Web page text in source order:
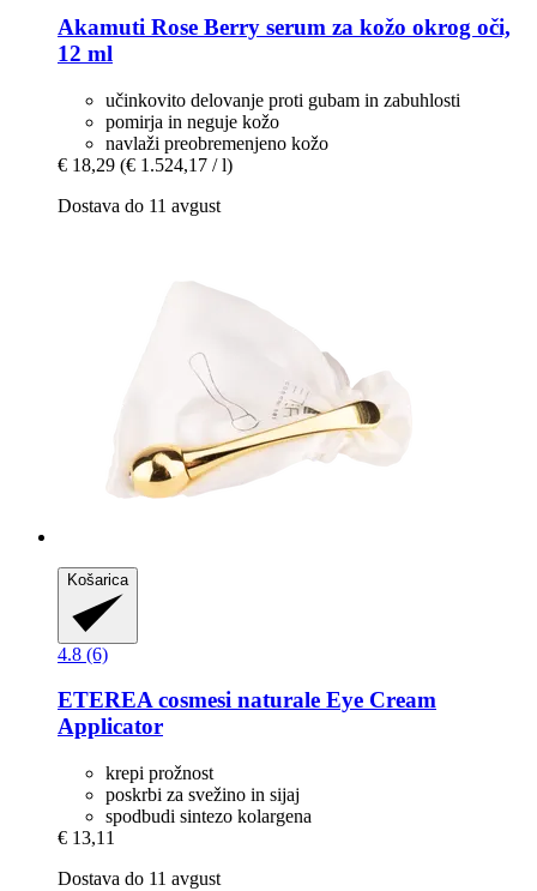
Akamuti Rose Berry serum za kožo okrog oči,
12 ml
učinkovito delovanje proti gubam in zabuhlosti
pomirja in neguje kožo
navlaži preobremenjeno kožo
€ 18,29 (€ 1.524,17 / l)
Dostava do 11 avgust
Košarica
4.8 (6)
ETEREA cosmesi naturale Eye Cream
Applicator
krepi prožnost
poskrbi za svežino in sijaj
spodbudi sintezo kolargena
€ 13,11
Dostava do 11 avgust